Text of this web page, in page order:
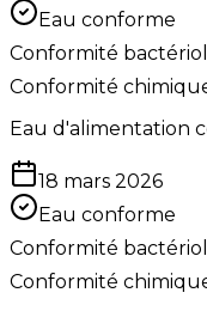
Eau conforme
Conformité
Conformité
Eau d'alimentation
18 mars 2026
Eau conforme
Conformité
Conformité